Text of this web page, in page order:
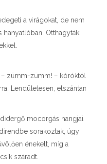
a virágokat, de nem
hanyatlóban. Otthagyták
zümm-zümm! – kóróktól
Lendületesen, elszántan
mocorgás hangjai.
sorakoztak, úgy
énekelt, míg a
száradt.